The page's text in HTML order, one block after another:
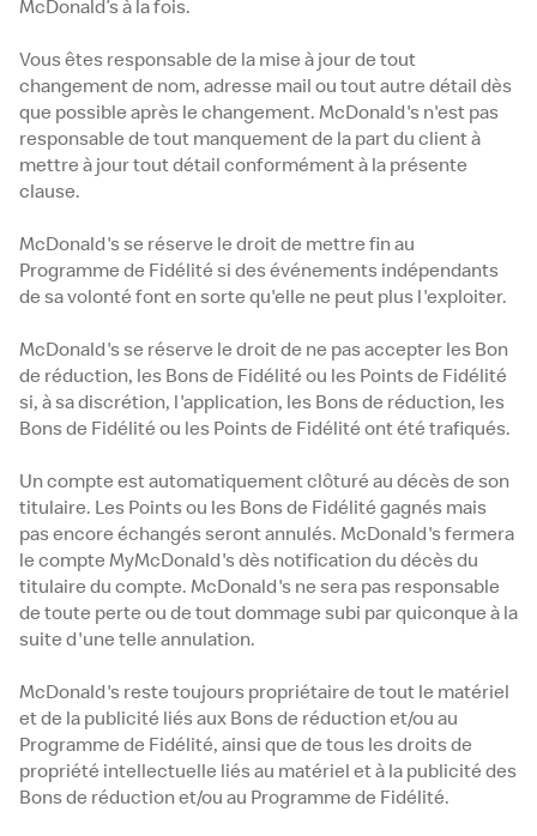
McDonald’s à la fois.
Vous êtes responsable de la mise à jour de tout
changement de nom, adresse mail ou tout autre détail dès
que possible après le changement. McDonald's n'est pas
responsable de tout manquement de la part du client à
mettre à jour tout détail conformément à la présente
clause.
McDonald's se réserve le droit de mettre fin au
Programme de Fidélité si des événements indépendants
de sa volonté font en sorte qu'elle ne peut plus l'exploiter.
McDonald's se réserve le droit de ne pas accepter les Bon
de réduction, les Bons de Fidélité ou les Points de Fidélité
si, à sa discrétion, l'application, les Bons de réduction, les
Bons de Fidélité ou les Points de Fidélité ont été trafiqués.
Un compte est automatiquement clôturé au décès de son
titulaire. Les Points ou les Bons de Fidélité gagnés mais
pas encore échangés seront annulés. McDonald's fermera
le compte MyMcDonald's dès notification du décès du
titulaire du compte. McDonald's ne sera pas responsable
de toute perte ou de tout dommage subi par quiconque à la
suite d'une telle annulation.
McDonald's reste toujours propriétaire de tout le matériel
et de la publicité liés aux Bons de réduction et/ou au
Programme de Fidélité, ainsi que de tous les droits de
propriété intellectuelle liés au matériel et à la publicité des
Bons de réduction et/ou au Programme de Fidélité.